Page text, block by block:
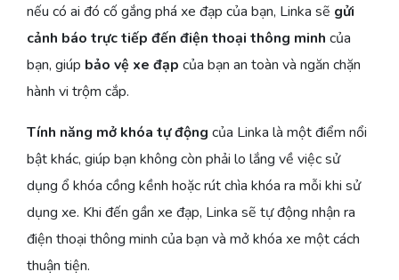
nếu có ai đó cố gắng phá xe đạp của bạn, Linka sẽ gửi
cảnh báo trực tiếp đến điện thoại thông minh của
bạn, giúp bảo vệ xe đạp của bạn an toàn và ngăn chặn
hành vi trộm cắp.
Tính năng mở khóa tự động của Linka là một điểm nổi
bật khác, giúp bạn không còn phải lo lắng về việc sử
dụng ổ khóa cồng kềnh hoặc rút chìa khóa ra mỗi khi sử
dụng xe. Khi đến gần xe đạp, Linka sẽ tự động nhận ra
điện thoại thông minh của bạn và mở khóa xe một cách
thuận tiện.